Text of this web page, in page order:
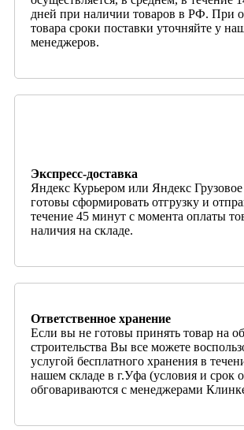
дней при наличии товаров в РФ. При
товара сроки поставки уточняйте у
менеджеров.
Экспресс-доставка
Яндекс Курьером или Яндекс
готовы сформировать отгрузку и
течение 45 минут с момента оплаты
наличия на складе.
Ответственное хранение
Если вы не готовы принять товар на
строительства Вы все можете
услугой бесплатного хранения в
нашем складе в г.Уфа (условия и срок
обговариваются с менеджерами